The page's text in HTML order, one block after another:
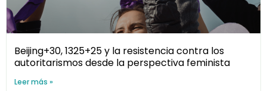
Beijing+30, 1325+25 y la resistencia contra los
autoritarismos desde la perspectiva feminista
Leer más »